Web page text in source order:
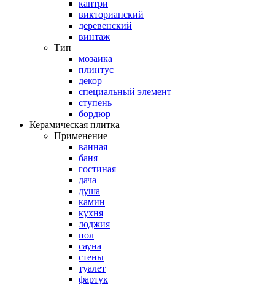
кантри
викторианский
деревенский
винтаж
Тип
мозаика
плинтус
декор
специальный элемент
ступень
бордюр
Керамическая плитка
Применение
ванная
баня
гостиная
дача
душа
камин
кухня
лоджия
пол
сауна
стены
туалет
фартук